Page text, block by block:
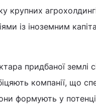
крупних
із іноземним
придбаної землі
компанії, що
формують у